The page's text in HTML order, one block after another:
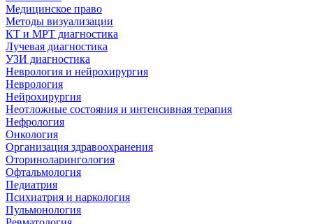
Медицинское право
Методы визуализации
КТ и МРТ диагностика
Лучевая диагностика
УЗИ диагностика
Неврология и нейрохирургия
Неврология
Нейрохирургия
Неотложные состояния и интенсивная терапия
Нефрология
Онкология
Организация здравоохранения
Оториноларингология
Офтальмология
Педиатрия
Психиатрия и наркология
Пульмонология